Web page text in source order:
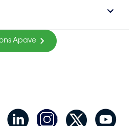
Apave